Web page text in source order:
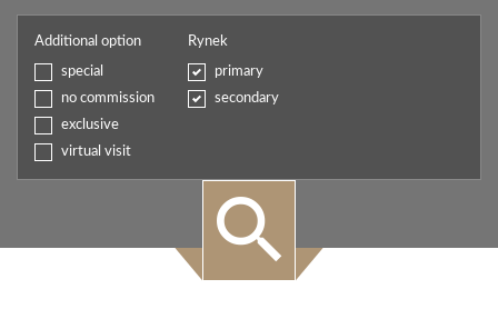
Additional option
special
no commission
exclusive
virtual visit
Rynek
primary
secondary